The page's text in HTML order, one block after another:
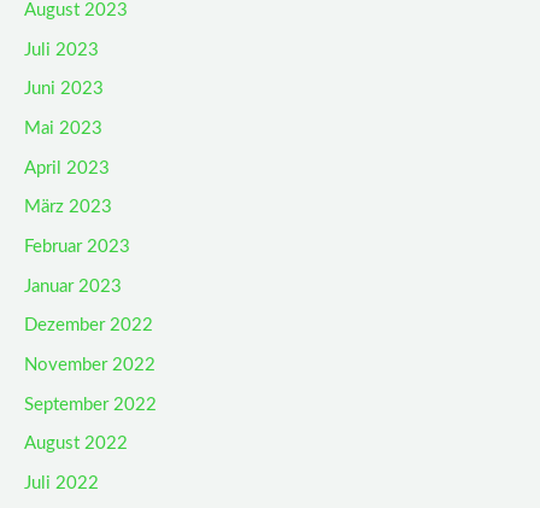
August 2023
Juli 2023
Juni 2023
Mai 2023
April 2023
März 2023
Februar 2023
Januar 2023
Dezember 2022
November 2022
September 2022
August 2022
Juli 2022